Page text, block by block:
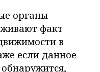
органы
факт
в
если данное
обнаружится,